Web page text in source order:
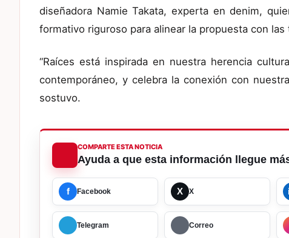
diseñadora Namie Takata, experta en denim,
formativo riguroso para alinear la propuesta con
“Raíces está inspirada en nuestra herencia
contemporáneo, y celebra la conexión con
sostuvo.
COMPARTE ESTA NOTICIA
Ayuda a que esta información llegue
f Facebook X X
Telegram Correo